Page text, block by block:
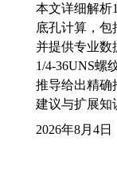
本文详细解析
底孔计算，包
并提供专业数
1/4-36UNS螺
推导给出精确
建议与扩展知
2026年8月4日